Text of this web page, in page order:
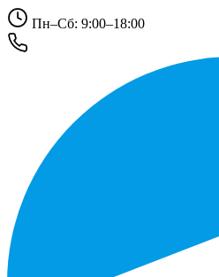
Пн–Сб: 9:00–18:00